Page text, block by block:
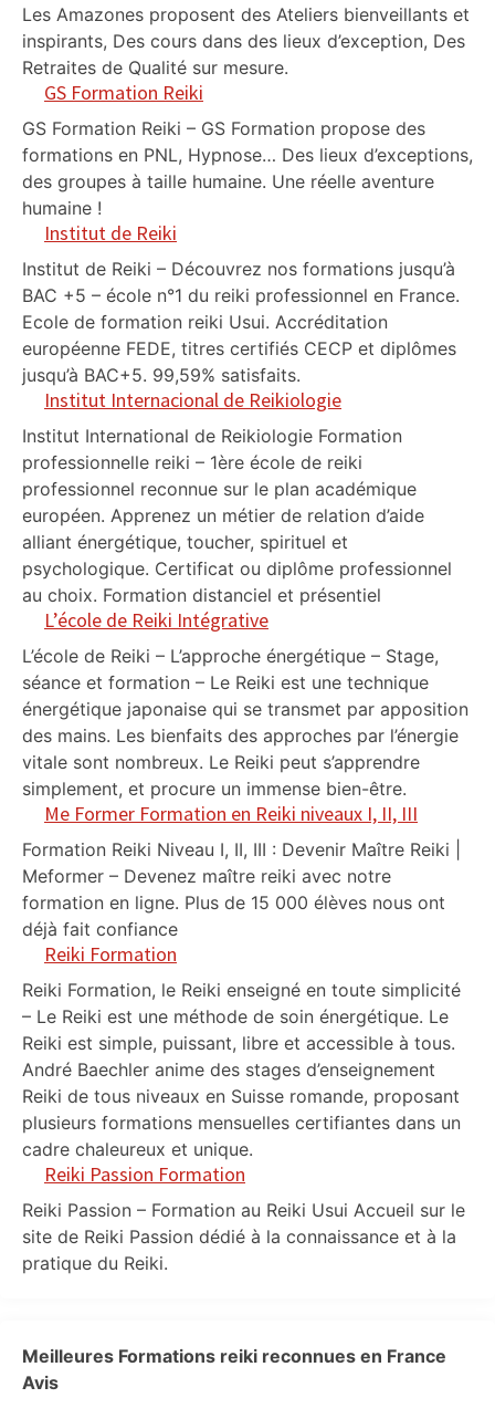
Les Amazones proposent des Ateliers bienveillants et
inspirants, Des cours dans des lieux d’exception, Des
Retraites de Qualité sur mesure.
GS Formation Reiki
GS Formation Reiki – GS Formation propose des
formations en PNL, Hypnose… Des lieux d’exceptions,
des groupes à taille humaine. Une réelle aventure
humaine !
Institut de Reiki
Institut de Reiki – Découvrez nos formations jusqu’à
BAC +5 – école n°1 du reiki professionnel en France.
Ecole de formation reiki Usui. Accréditation
européenne FEDE, titres certifiés CECP et diplômes
jusqu’à BAC+5. 99,59% satisfaits.
Institut Internacional de Reikiologie
Institut International de Reikiologie Formation
professionnelle reiki – 1ère école de reiki
professionnel reconnue sur le plan académique
européen. Apprenez un métier de relation d’aide
alliant énergétique, toucher, spirituel et
psychologique. Certificat ou diplôme professionnel
au choix. Formation distanciel et présentiel
L’école de Reiki Intégrative
L’école de Reiki – L’approche énergétique – Stage,
séance et formation – Le Reiki est une technique
énergétique japonaise qui se transmet par apposition
des mains. Les bienfaits des approches par l’énergie
vitale sont nombreux. Le Reiki peut s’apprendre
simplement, et procure un immense bien-être.
Me Former Formation en Reiki niveaux I, II, III
Formation Reiki Niveau I, II, III : Devenir Maître Reiki |
Meformer – Devenez maître reiki avec notre
formation en ligne. Plus de 15 000 élèves nous ont
déjà fait confiance
Reiki Formation
Reiki Formation, le Reiki enseigné en toute simplicité
– Le Reiki est une méthode de soin énergétique. Le
Reiki est simple, puissant, libre et accessible à tous.
André Baechler anime des stages d’enseignement
Reiki de tous niveaux en Suisse romande, proposant
plusieurs formations mensuelles certifiantes dans un
cadre chaleureux et unique.
Reiki Passion Formation
Reiki Passion – Formation au Reiki Usui Accueil sur le
site de Reiki Passion dédié à la connaissance et à la
pratique du Reiki.
Meilleures Formations reiki reconnues en France
Avis